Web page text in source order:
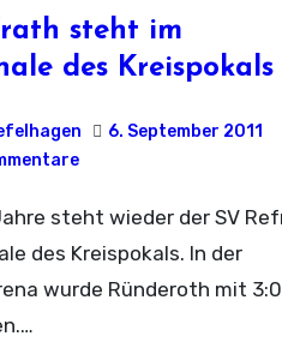
steht im
des Kreispokals
6. September 2011
des Kreispokals. In der
wurde Ründeroth mit 3:0